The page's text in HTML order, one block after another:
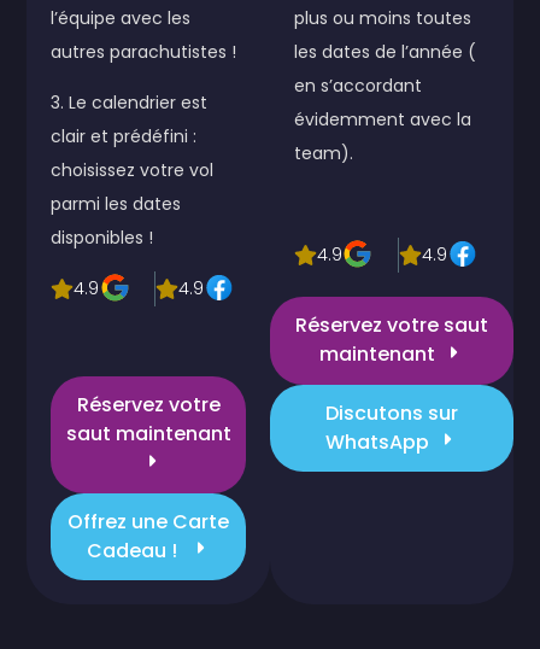
l’équipe avec les
autres parachutistes !
3. Le calendrier est
clair et prédéfini :
choisissez votre vol
parmi les dates
disponibles !
4.9 4.9
Réservez votre
saut maintenant
Offrez une Carte
Cadeau !
plus ou moins toutes
les dates de l’année (
en s’accordant
évidemment avec la
team).
4.9 4.9
Réservez votre saut
maintenant
Discutons sur
WhatsApp